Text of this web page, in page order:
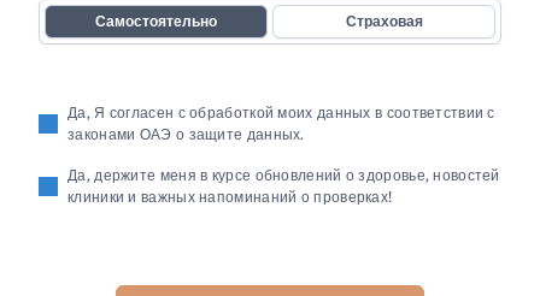
Самостоятельно Страховая
Да, Я согласен с обработкой моих данных в соответствии с
законами ОАЭ о защите данных.
Да, держите меня в курсе обновлений о здоровье, новостей
клиники и важных напоминаний о проверках!